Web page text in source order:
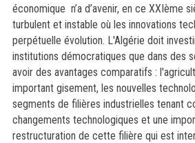
économique n’a d’avenir, en ce XXIème
turbulent et instable où les innovations
perpétuelle évolution. L'Algérie doit
institutions démocratiques que dans des
avoir des avantages comparatifs :
important gisement, les nouvelles
segments de filières industrielles tenant
changements technologiques et une
restructuration de cette filière qui est